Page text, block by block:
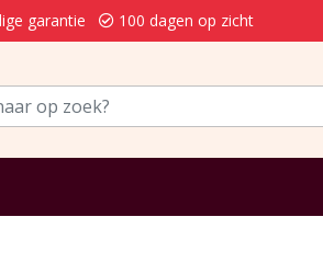
garantie 100 dagen op zicht